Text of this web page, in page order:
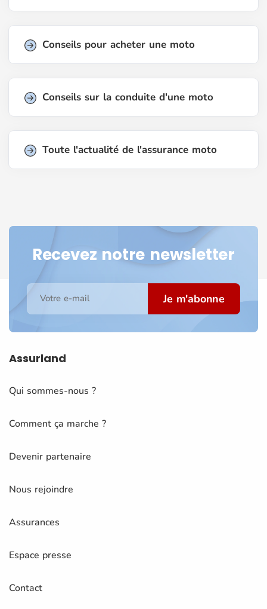
Conseils pour acheter une moto
Conseils sur la conduite d'une moto
Toute l'actualité de l'assurance moto
Recevez notre newsletter
Votre e-mail Je m'abonne
Assurland
Qui sommes-nous ?
Comment ça marche ?
Devenir partenaire
Nous rejoindre
Assurances
Espace presse
Contact